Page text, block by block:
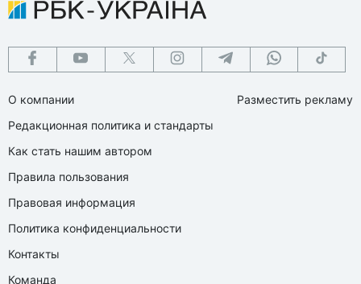
О компании
Редакционная политика и стандарты
Как стать нашим автором
Правила пользования
Правовая информация
Политика конфиденциальности
Контакты
Команда
Разместить рекламу